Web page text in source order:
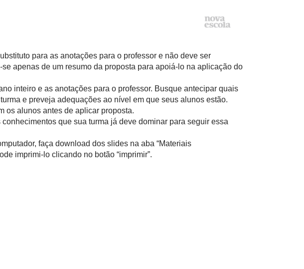
para as anotações para o professor e não deve ser
apenas de um resumo da proposta para apoiá-lo na aplicação do
inteiro e as anotações para o professor. Busque antecipar quais
e preveja adequações ao nível em que seus alunos estão.
os alunos antes de aplicar proposta.
conhecimentos que sua turma já deve dominar para seguir essa
faça download dos slides na aba “Materiais
imprimi-lo clicando no botão “imprimir”.